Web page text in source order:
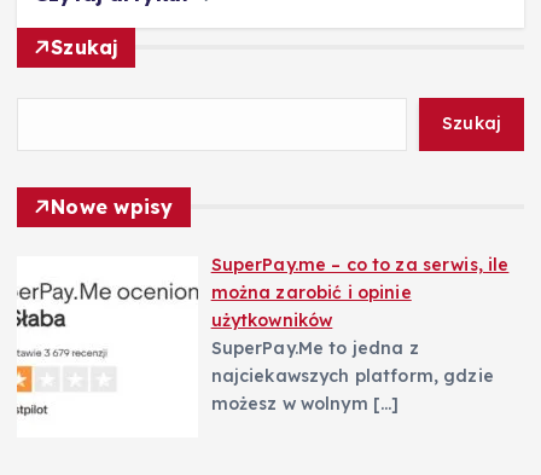
Szukaj
Szukaj
Nowe wpisy
SuperPay.me – co to za serwis, ile
można zarobić i opinie
użytkowników
SuperPay.Me to jedna z
najciekawszych platform, gdzie
możesz w wolnym […]